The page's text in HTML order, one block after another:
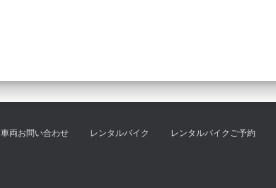
車両お問い合わせ レンタルバイク レンタルバイクご予約